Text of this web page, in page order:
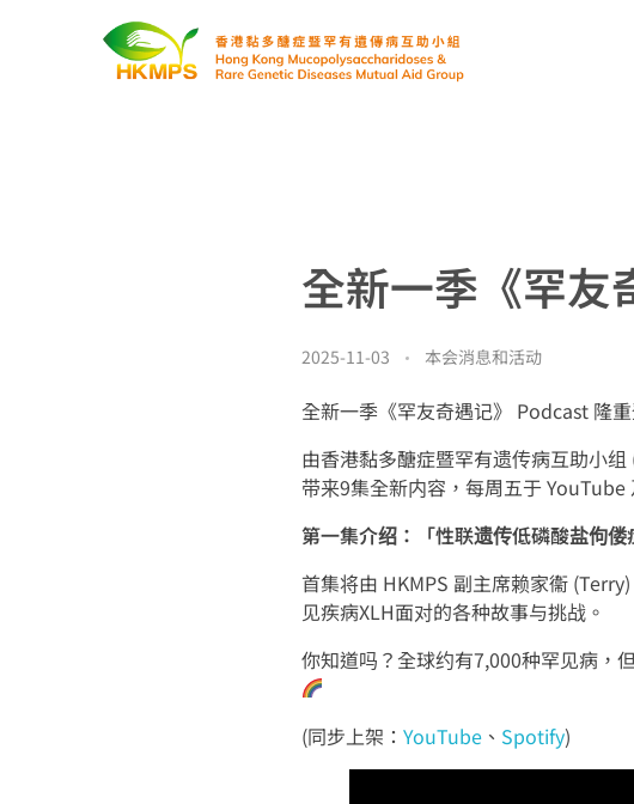
全新一季《罕友
2025-11-03 本会消息和活动
全新一季《罕友奇遇记》 Podcast 隆重
由香港黏多醣症暨罕有遗传病互助小组
带来9集全新内容，每周五于 YouTube
第一集介绍：「性联遗传低磷酸盐佝偻
首集将由 HKMPS 副主席赖家衞
见疾病XLH面对的各种故事与挑战。
你知道吗？全球约有7,000种罕见病，
(同步上架： YouTube 、 Spotify)